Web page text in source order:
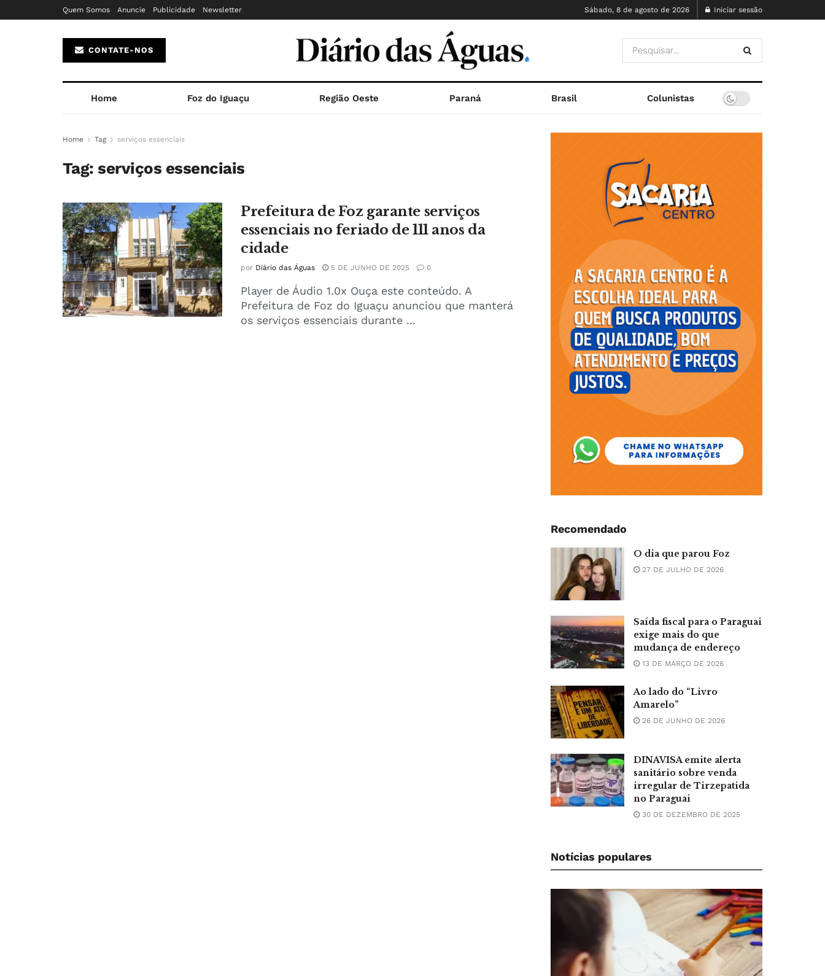
Quem Somos Anuncie Publicidade Newsletter Sábado, 8 de agosto de 2026 Iniciar sessão
CONTATE-NOS
Home Foz do Iguaçu Região Oeste Paraná Brasil Colunistas
Home Tag serviços essenciais
Tag:serviços essenciais
Prefeitura de Foz garante serviços
essenciais no feriado de 111 anos da
cidade
por Diário das Águas 5 DE JUNHO DE 2025 0
Player de Áudio 1.0x Ouça este conteúdo. A
Prefeitura de Foz do Iguaçu anunciou que manterá
os serviços essenciais durante ...
Recomendado
O dia que parou Foz
27 DE JULHO DE 2026
Saída fiscal para o Paraguai
exige mais do que
mudança de endereço
13 DE MARÇO DE 2026
Ao lado do “Livro
Amarelo”
26 DE JUNHO DE 2026
DINAVISA emite alerta
sanitário sobre venda
irregular de Tirzepatida
no Paraguai
30 DE DEZEMBRO DE 2025
Notícias populares